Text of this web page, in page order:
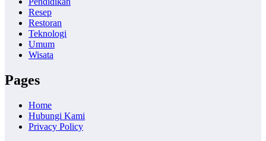
Resep
Restoran
Teknologi
Umum
Wisata
Pages
Home
Hubungi Kami
Privacy Policy